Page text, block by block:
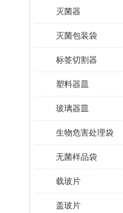
灭菌器
灭菌包装袋
标签切割器
塑料器皿
玻璃器皿
生物危害处理袋
无菌样品袋
载玻片
盖玻片